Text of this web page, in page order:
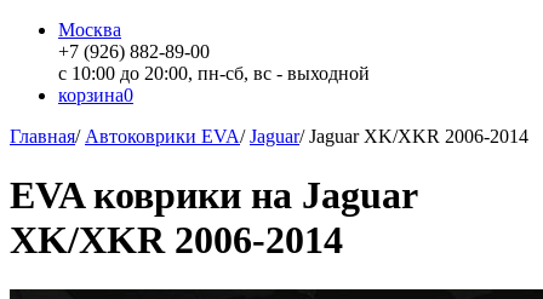
Москва
+7 (926) 882-89-00
с 10:00 до 20:00, пн-сб, вс - выходной
корзина0
Главная/ Автоковрики EVA/Jaguar/Jaguar XK/XKR 2006-2014
EVA коврики на Jaguar
XK/XKR 2006-2014